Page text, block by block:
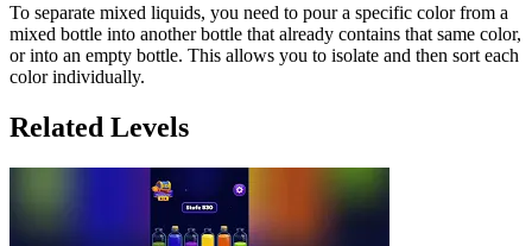
To separate mixed liquids, you need to pour a specific color from a
mixed bottle into another bottle that already contains that same color,
or into an empty bottle. This allows you to isolate and then sort each
color individually.
Related Levels